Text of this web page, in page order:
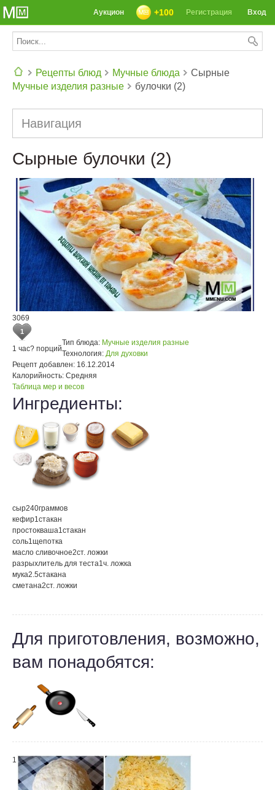
Вход
Регистрация
+100
Аукцион
Рецепты блюд
Мучные блюда
Мучные изделия разные
Сырные
булочки (2)
Навигация
Сырные булочки (2)
3069
1
1 час? порций
Тип блюда: Мучные изделия разные
Технология: Для духовки
Рецепт добавлен: 16.12.2014
Калорийность: Средняя
Таблица мер и весов
Ингредиенты:
сыр240граммов
кефир1стакан
простокваша1стакан
соль1щепотка
масло сливочное2ст. ложки
разрыхлитель для теста1ч. ложка
мука2.5стакана
сметана2ст. ложки
Для приготовления, возможно,
вам понадобятся:
1